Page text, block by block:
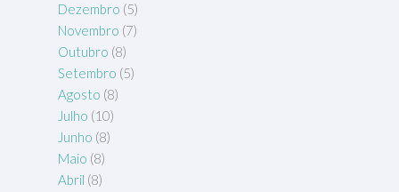
Dezembro (5)
Novembro (7)
Outubro (8)
Setembro (5)
Agosto (8)
Julho (10)
Junho (8)
Maio (8)
Abril (8)